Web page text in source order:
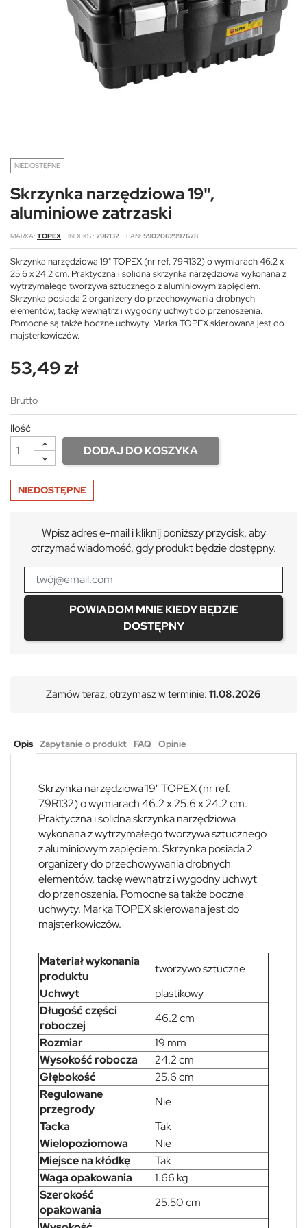
NIEDOSTĘPNE
Skrzynka narzędziowa 19",
aluminiowe zatrzaski
MARKA TOPEX INDEKS 79R132 EAN 5902062997678
Skrzynka narzędziowa 19" TOPEX (nr ref. 79R132) o wymiarach 46.2 x
25.6 x 24.2 cm. Praktyczna i solidna skrzynka narzędziowa wykonana z
wytrzymałego tworzywa sztucznego z aluminiowym zapięciem.
Skrzynka posiada 2 organizery do przechowywania drobnych
elementów, tackę wewnątrz i wygodny uchwyt do przenoszenia.
Pomocne są także boczne uchwyty. Marka TOPEX skierowana jest do
majsterkowiczów.
53,49 zł
Brutto
Ilość
DODAJ DO KOSZYKA
NIEDOSTĘPNE
Wpisz adres e-mail i kliknij poniższy przycisk, aby
otrzymać wiadomość, gdy produkt będzie dostępny.
POWIADOM MNIE KIEDY BĘDZIE
DOSTĘPNY
Zamów teraz, otrzymasz w terminie: 11.08.2026
Opis Zapytanie o produkt FAQ Opinie
Skrzynka narzędziowa 19" TOPEX (nr ref.
79R132) o wymiarach 46.2 x 25.6 x 24.2 cm.
Praktyczna i solidna skrzynka narzędziowa
wykonana z wytrzymałego tworzywa sztucznego
z aluminiowym zapięciem. Skrzynka posiada 2
organizery do przechowywania drobnych
elementów, tackę wewnątrz i wygodny uchwyt
do przenoszenia. Pomocne są także boczne
uchwyty. Marka TOPEX skierowana jest do
majsterkowiczów.
Materiał wykonania
produktu
tworzywo sztuczne
Uchwyt
plastikowy
Długość części
roboczej
46.2 cm
Rozmiar
19 mm
Wysokość robocza
24.2 cm
Głębokość
25.6 cm
Regulowane
przegrody
Nie
Tacka
Tak
Wielopoziomowa
Nie
Miejsce na kłódkę
Tak
Waga opakowania
1.66 kg
Szerokość
opakowania
25.50 cm